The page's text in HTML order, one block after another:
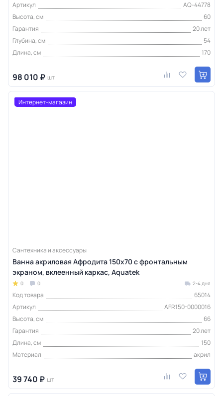
Артикул
AQ-44778
Высота, см
60
Гарантия
20 лет
Глубина, см
54
Длина, см
170
98 010 ₽ шт
Интернет-магазин
Сантехника и аксессуары
Ванна акриловая Афродита 150x70 с фронтальным
экраном, вклеенный каркас, Aquatek
0 0 2-4 дня
Код товара
65014
Артикул
AFR150-0000016
Высота, см
66
Гарантия
20 лет
Длина, см
150
Материал
акрил
39 740 ₽ шт